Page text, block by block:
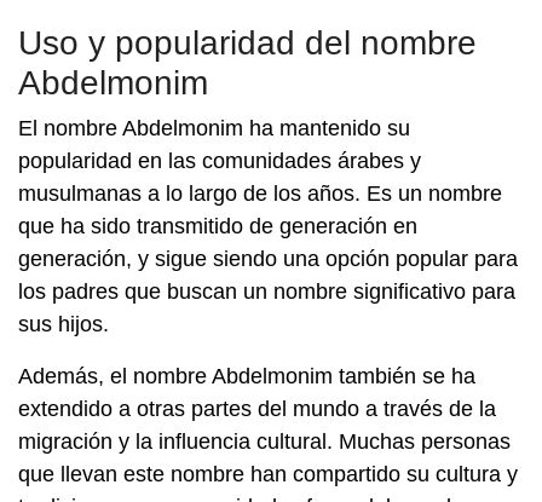
Uso y popularidad del nombre
Abdelmonim
El nombre Abdelmonim ha mantenido su
popularidad en las comunidades árabes y
musulmanas a lo largo de los años. Es un nombre
que ha sido transmitido de generación en
generación, y sigue siendo una opción popular para
los padres que buscan un nombre significativo para
sus hijos.
Además, el nombre Abdelmonim también se ha
extendido a otras partes del mundo a través de la
migración y la influencia cultural. Muchas personas
que llevan este nombre han compartido su cultura y